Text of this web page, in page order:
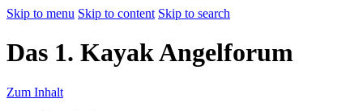
Skip to menu Skip to content Skip to search
Das 1. Kayak Angelforum
Zum Inhalt